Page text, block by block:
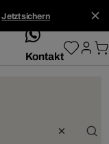
Jetzt sichern
whatsApp
Kontakt